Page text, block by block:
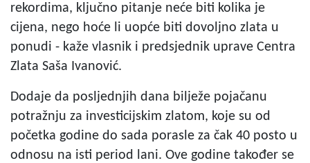
rekordima, ključno pitanje neće biti kolika je
cijena, nego hoće li uopće biti dovoljno zlata u
ponudi - kaže vlasnik i predsjednik uprave Centra
Zlata Saša Ivanović.
Dodaje da posljednjih dana bilježe pojačanu
potražnju za investicijskim zlatom, koje su od
početka godine do sada porasle za čak 40 posto u
odnosu na isti period lani. Ove godine također se